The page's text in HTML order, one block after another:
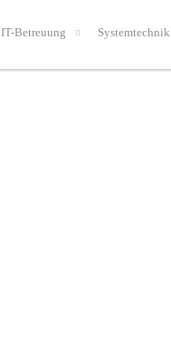
IT-Betreuung Systemtechnik